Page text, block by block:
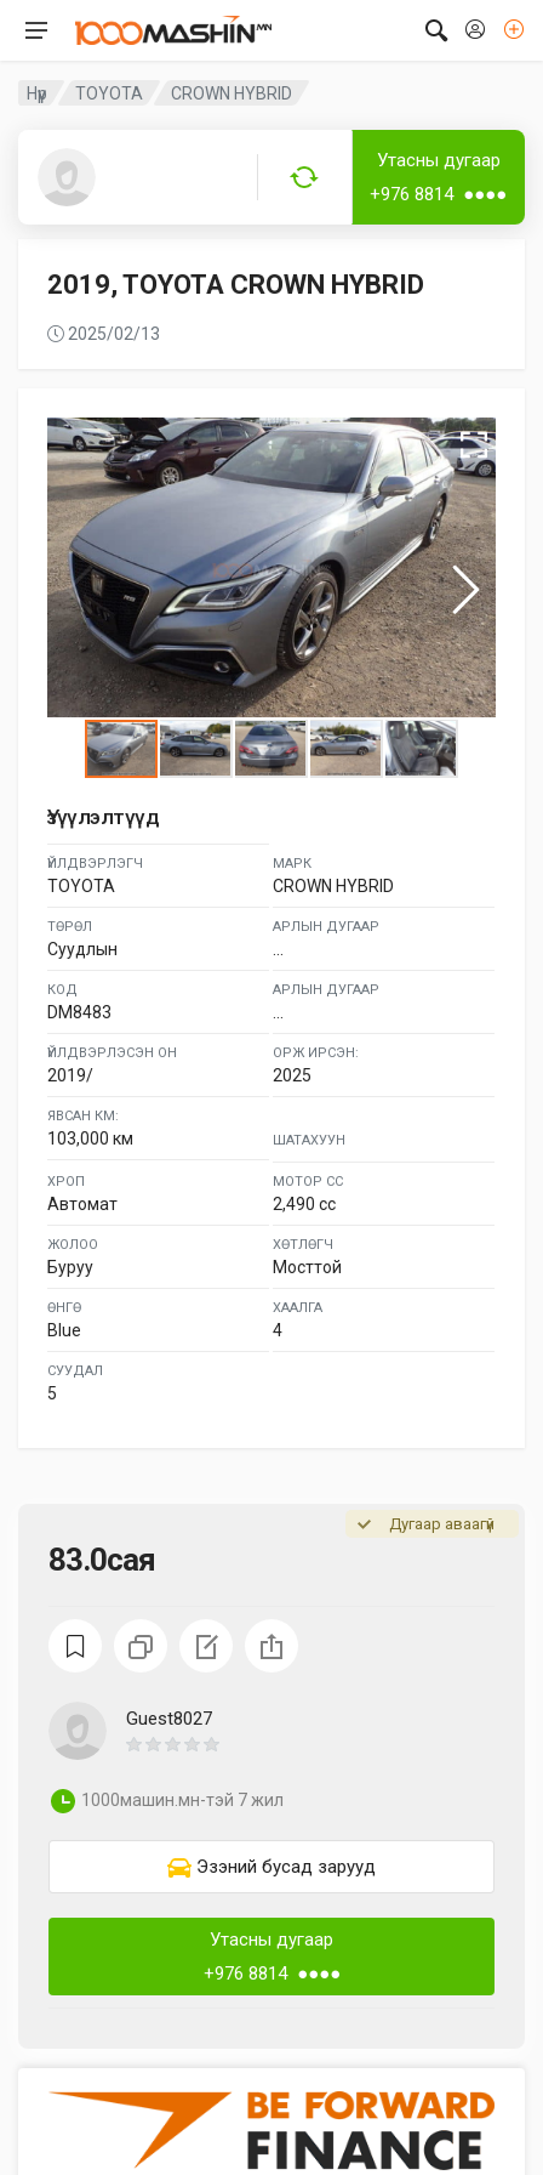
Нүүр TOYOTA CROWN HYBRID
Утасны дугаар
+976 8814 ●●●●
2019, TOYOTA CROWN HYBRID
2025/02/13
83.0сая
Дугаар аваагүй
Guest8027
1000машин.мн-тэй 7 жил
Эзэний бусад зарууд
Утасны дугаар
+976 8814 ●●●●
Үзүүлэлтүүд
ҮЙЛДВЭРЛЭГЧ
TOYOTA
МАРК
CROWN HYBRID
ТӨРӨЛ
Суудлын
АРЛЫН ДУГААР
КОД
DM8483
АРЛЫН ДУГААР
ҮЙЛДВЭРЛЭСЭН ОН
2019/
ОРЖ ИРСЭН:
2025
ЯВСАН КМ:
103,000 км ШАТАХУУН
ХРОП
Автомат
МОТОР СС
2,490 cc
ЖОЛОО
Буруу
ХӨТЛӨГЧ
Мосттой
ӨНГӨ
Blue
ХААЛГА
4
СУУДАЛ
5